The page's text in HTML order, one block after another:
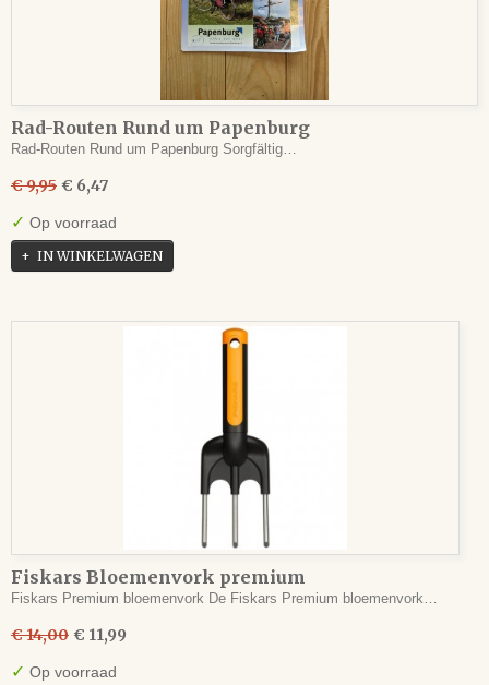
Rad-Routen Rund um Papenburg
Rad-Routen Rund um Papenburg Sorgfältig…
€ 9,95 € 6,47
✓ Op voorraad
IN WINKELWAGEN
Fiskars Bloemenvork premium
Fiskars Premium bloemenvork De Fiskars Premium bloemenvork…
€ 14,00 € 11,99
✓ Op voorraad